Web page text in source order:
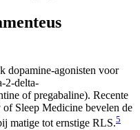
dopamine-agonisten voor
2-delta-
of pregabaline). Recente
Sleep Medicine bevelen de
matige tot ernstige RLS.5